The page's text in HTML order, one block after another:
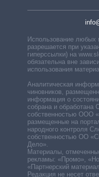
Использование любых
разрешается при
гиперссылки) на
обязательна вне
использования
Аналитическая
чиновников,
информация о
собрана и
собственностью ООО
размещенные на
народного контроля
собственностью ОО
Дело».
Материалы,
рекламы: «Промо»,
«Партнерский
Редакция не несет